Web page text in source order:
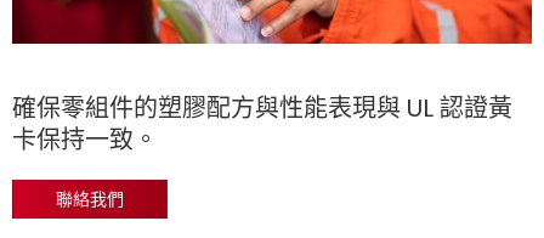
確保零組件的塑膠配方與性能表現與 UL 認證黃
卡保持一致。
聯絡我們